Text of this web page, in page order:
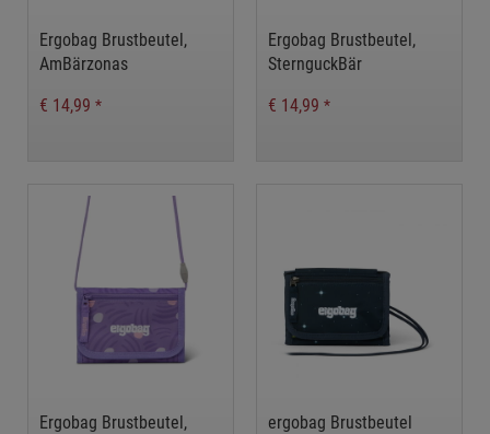
Ergobag Brustbeutel,
AmBärzonas
€ 14,99 *
Ergobag Brustbeutel,
SternguckBär
€ 14,99 *
Ergobag Brustbeutel,
ergobag Brustbeutel